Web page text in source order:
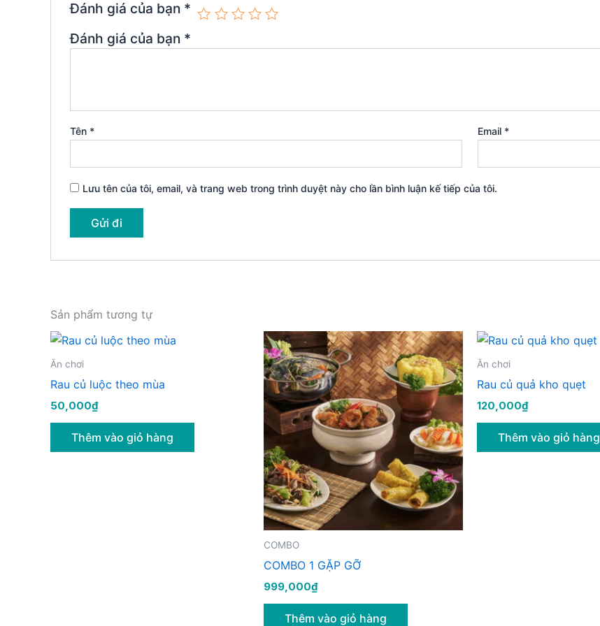
Đánh giá của bạn *
Đánh giá của bạn *
Tên * Email *
Lưu tên của tôi, email, và trang web trong trình duyệt này cho lần bình luận kế tiếp của tôi.
Sản phẩm tương tự
Ăn chơi
Rau củ luộc theo mùa
50,000₫
Thêm vào giỏ hàng
COMBO
COMBO 1 GẶP GỠ
999,000₫
Thêm vào giỏ hàng
Ăn chơi
Rau củ quả kho quẹt
120,000₫
Thêm vào giỏ hàng